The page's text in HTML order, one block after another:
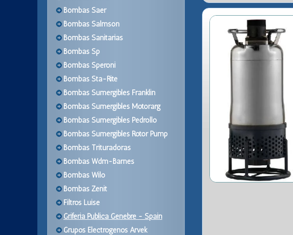
Bombas Saer
Bombas Salmson
Bombas Sanitarias
Bombas Sp
Bombas Speroni
Bombas Sta-Rite
Bombas Sumergibles Franklin
Bombas Sumergibles Motorarg
Bombas Sumergibles Pedrollo
Bombas Sumergibles Rotor Pump
Bombas Trituradoras
Bombas Wdm-Barnes
Bombas Wilo
Bombas Zenit
Filtros Luise
Griferia Publica Genebre - Spain
Grupos Electrogenos Arvek